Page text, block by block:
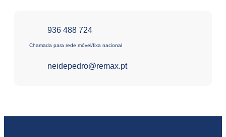
936 488 724
Chamada para rede móvel/fixa nacional
neidepedro@remax.pt